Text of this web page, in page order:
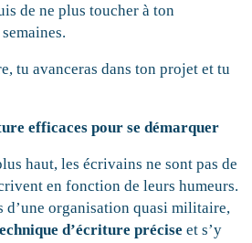
de ne plus toucher à ton
tu avanceras dans ton projet et tu
efficaces pour se démarquer
haut, les écrivains ne sont pas de
en fonction de leurs humeurs.
d’une organisation quasi militaire,
d’écriture précise et s’y